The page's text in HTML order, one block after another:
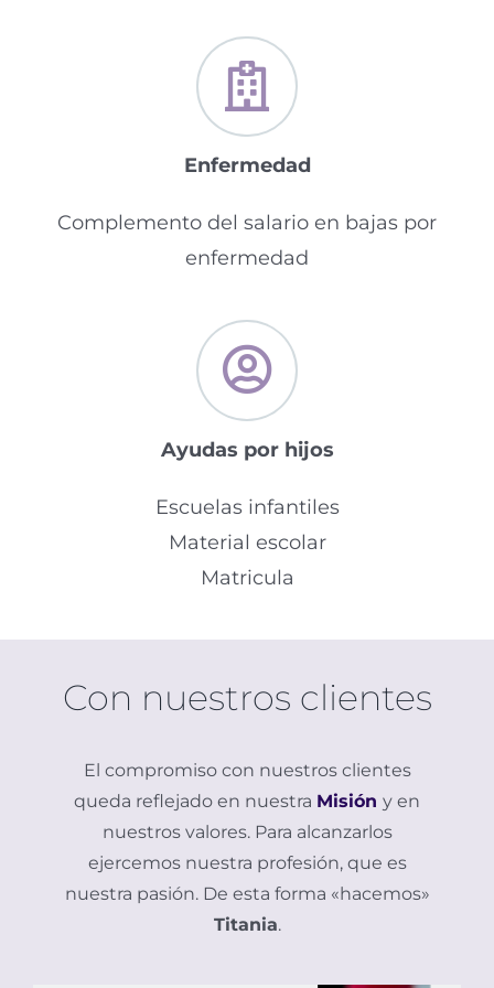
Enfermedad
Complemento del salario en bajas por
enfermedad
Ayudas por hijos
Escuelas infantiles
Material escolar
Matricula
Con nuestros clientes
El compromiso con nuestros clientes
queda reflejado en nuestra Misión y en
nuestros valores. Para alcanzarlos
ejercemos nuestra profesión, que es
nuestra pasión. De esta forma «hacemos»
Titania.